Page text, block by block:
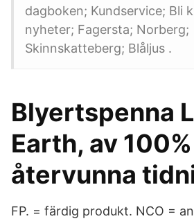
dagboken; Kundservice; Bli
nyheter; Fagersta; Norberg;
Skinnskatteberg; Blåljus .
Blyertspenna
Earth, av 100%
återvunna
FP. = färdig produkt. NCO =